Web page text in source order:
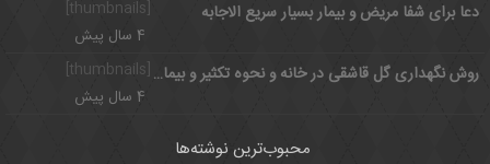
دعا برای شفا مریض و بیمار بسیار سریع الاجابه
4 سال پیش
روش نگهداری گل قاشقی در خانه و نحوه تکثیر و بیماری گل قاشقی
4 سال پیش
محبوب‌ترین نوشته‌ها